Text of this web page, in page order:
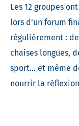
Les 12 groupes
lors d’un forum
régulièrement :
chaises longues,
sport… et même
nourrir la